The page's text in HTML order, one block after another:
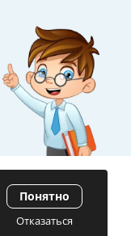
(120 отзывов)
™
Понятно
Отказаться